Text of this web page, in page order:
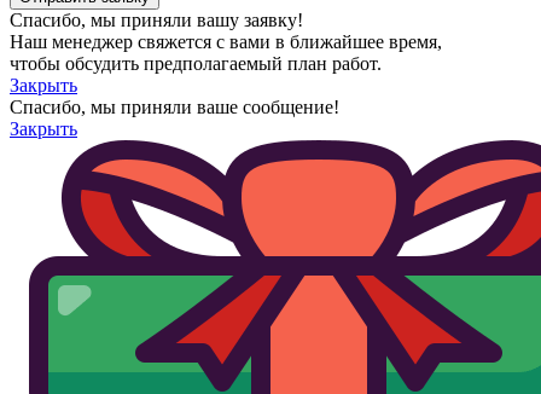
Спасибо, мы приняли вашу заявку!
Наш менеджер свяжется с вами в ближайшее время,
чтобы обсудить предполагаемый план работ.
Закрыть
Спасибо, мы приняли ваше сообщение!
Закрыть